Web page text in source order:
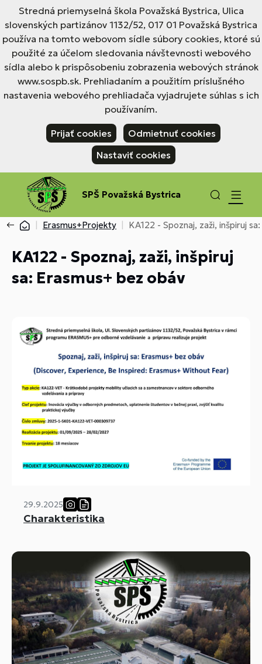
Stredná priemyselná škola Považská Bystrica, Ulica
slovenských partizánov 1132/52, 017 01 Považská Bystrica
používa na tomto webovom sídle súbory cookies, ktoré sú
použité za účelom sledovania návštevnosti webového
sídla alebo k prispôsobeniu zobrazenia webových stránok
www.sospb.sk. Prehliadaním a použitím príslušného
nastavenia webového prehliadača vyjadrujete súhlas s ich
používaním.
Prijať cookies
Odmietnuť cookies
Nastaviť cookies
SPŠ Považská Bystrica
Erasmus+Projekty KA122 - Spoznaj, zaži, inšpiruj
KA122 - Spoznaj, zaži, inšpiruj
sa: Erasmus+ bez obáv
29.9.2025
Charakteristika